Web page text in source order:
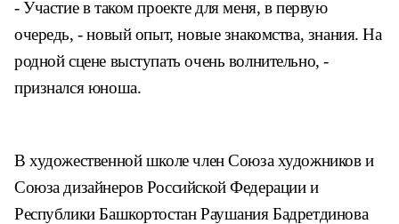
- Участие в таком проекте для меня, в первую
очередь, - новый опыт, новые знакомства, знания. На
родной сцене выступать очень волнительно, -
признался юноша.
В художественной школе член Союза художников и
Союза дизайнеров Российской Федерации и
Республики Башкортостан Раушания Бадретдинова